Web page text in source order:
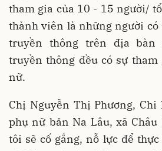
tham gia của 10 - 15 người/
thành viên là những người
truyền thông trên địa bàn
truyền thông đều có sự tham
nữ.
Chị Nguyễn Thị Phương,
phụ nữ bản Na Lâu, xã Châu
tôi sẽ cố gắng, nỗ lực để